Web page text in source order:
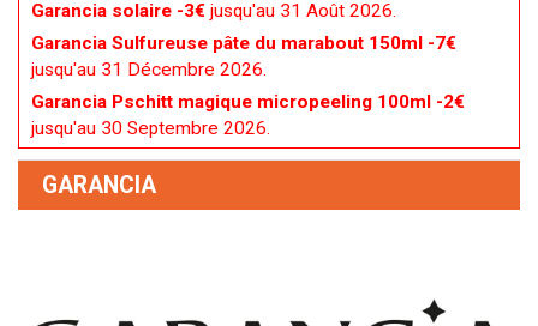
Garancia solaire -3€ jusqu'au 31 Août 2026.
Garancia Sulfureuse pâte du marabout 150ml -7€
jusqu'au 31 Décembre 2026.
Garancia Pschitt magique micropeeling 100ml -2€
jusqu'au 30 Septembre 2026.
GARANCIA